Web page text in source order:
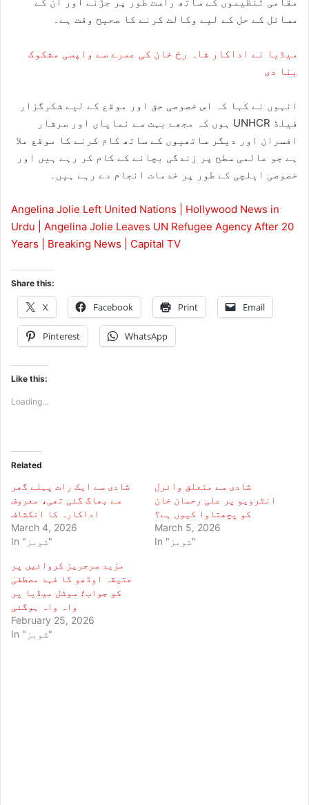
مسائل کے حل کے لیے وکالت کرنے کا صحیح وقت ہے۔
میڈیا نے اداکار شاہ رخ خان کی عمرے سے واپسی مشکوک
بنا دی
انہوں نے کہا کہ اس خصوصی حق اور موقع کے لیے شکرگزار
ہوں کہ مجھے بہت سے نمایاں اور سرشار UNHCR فیلڈ
افسران اور دیگر ساتھیوں کے ساتھ کام کرنے کا موقع ملا
ہے جو عالمی سطح پر زندگی بچانے کے کام کر رہے ہیں اور
خصوصی ایلچی کے طور پر خدمات انجام دے رہے ہیں۔
Angelina Jolie Left United Nations | Hollywood News in
Urdu | Angelina Jolie Leaves UN Refugee Agency After 20
Years | Breaking News | Capital TV
Share this:
X Facebook Print Email
Pinterest WhatsApp
Like this:
Loading...
Related
شادی سے ایک رات پہلے گھر
سے بھاگ گئی تھی، معروف
اداکارہ کا انکشاف
March 4, 2026
In "شوبز"
شادی سے متعلق وائرل
انٹرویو پر علی رحمان خان
کو پچھتاوا کیوں ہے؟
March 5, 2026
In "شوبز"
مزید سرجریز کروائیں پر
عتیقہ اوڈھو کا فہد مصطفیٰ
کو جواب؛ سوشل میڈیا پر
واہ واہ ہوگئی
February 25, 2026
In "شوبز"